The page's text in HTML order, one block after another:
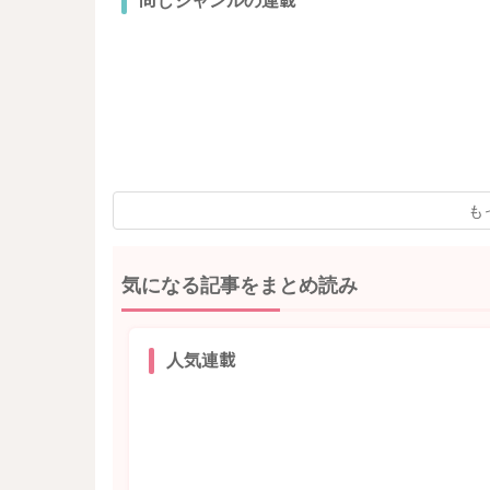
も
気になる記事をまとめ読み
人気連載